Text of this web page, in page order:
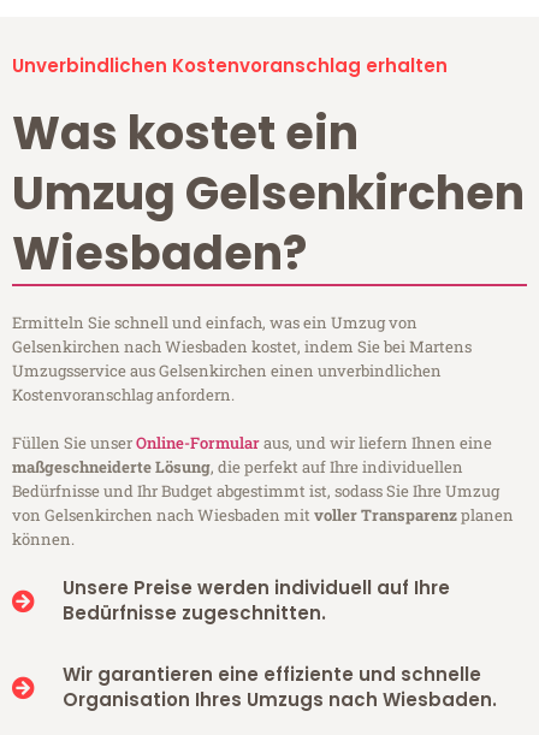
Unverbindlichen Kostenvoranschlag erhalten
Was kostet ein
Umzug Gelsenkirchen
Wiesbaden?
Ermitteln Sie schnell und einfach, was ein Umzug von
Gelsenkirchen nach Wiesbaden kostet, indem Sie bei Martens
Umzugsservice aus Gelsenkirchen einen unverbindlichen
Kostenvoranschlag anfordern.
Füllen Sie unserOnline-Formularaus, und wir liefern Ihnen eine
maßgeschneiderte Lösung, die perfekt auf Ihre individuellen
Bedürfnisse und Ihr Budget abgestimmt ist, sodass Sie Ihre Umzug
von Gelsenkirchen nach Wiesbaden mitvoller Transparenzplanen
können.
Unsere Preise werden individuell auf Ihre
Bedürfnisse zugeschnitten.
Wir garantieren eine effiziente und schnelle
Organisation Ihres Umzugs nach Wiesbaden.